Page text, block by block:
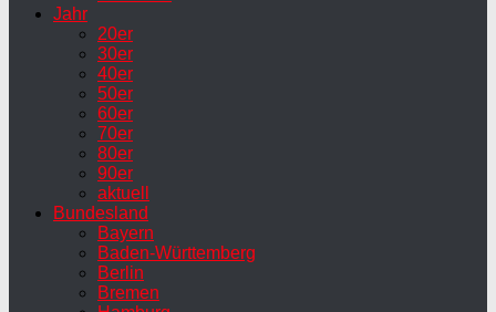
Jahr
20er
30er
40er
50er
60er
70er
80er
90er
aktuell
Bundesland
Bayern
Baden-Württemberg
Berlin
Bremen